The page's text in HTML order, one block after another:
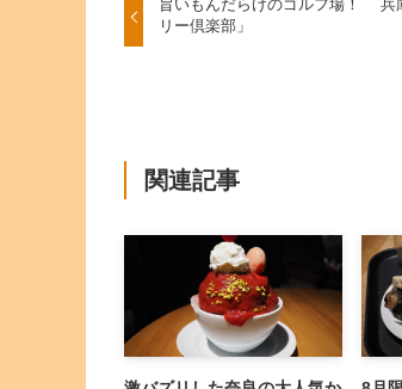
旨いもんだらけのゴルフ場！
リー倶楽部」
関連記事